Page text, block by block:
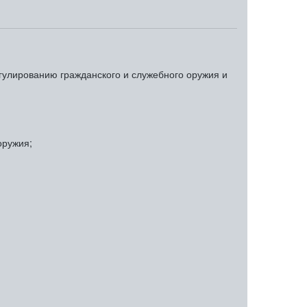
гражданского и служебного оружия и